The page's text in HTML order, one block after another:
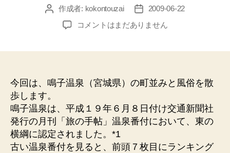
投 作成者: kokontouzai
投
稿
日
2009-06-22
鳴
泉
の
ス
ナ
ッ
ク）
コメントはまだありません
今回は、鳴子温泉（宮城県）の町並みと風俗を散
歩します。
鳴子温泉は、平成１９年６月８日付け交通新聞社
発行の月刊「旅の手帖」温泉番付において、東の
横綱に認定されました。*1
古い温泉番付を見ると、前頭７枚目にランキング